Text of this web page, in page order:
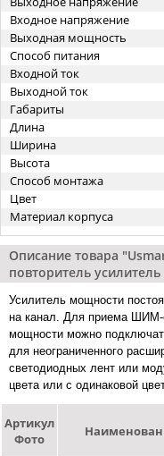
Входное напряжение
Выходная мощность
Способ питания
Входной ток
Выходной ток
Габариты
Длина
Ширина
Высота
Способ монтажа
Цвет
Материал корпуса
Описание товара
повторитель
Усилитель мощности
на канал. Для приема ШИМ-
мощности можно
для неограниченного
светодиодных лент или
цвета или с одинаковой
Артикул
Фото